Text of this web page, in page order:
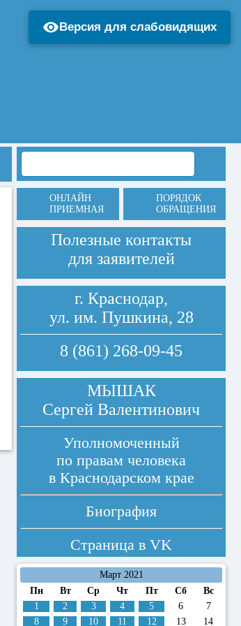
ОНЛАЙН
ПРИЕМНАЯ
ПОРЯДОК
ОБРАЩЕНИЯ
Полезные контакты
для заявителей
г. Краснодар,
ул. им. Пушкина, 28
8 (861) 268-09-45
МЫШАК
Сергей Валентинович
Уполномоченный
по правам человека
в Краснодарском крае
Биография
Страница в VK
Март 2021
Пн
Вт Ср Чт Пт Сб
Вс
1
2 3 4 5 6
7
8
9 10 11 12 13 14
Версия для слабовидящих